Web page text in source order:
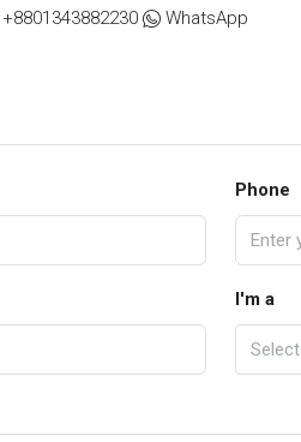
+8801343882230 WhatsApp
Phone
I'm a
Select